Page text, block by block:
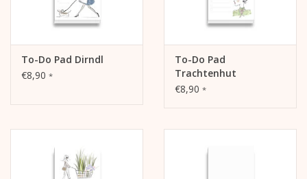
To-Do Pad Dirndl
€8,90 *
To-Do Pad
Trachtenhut
€8,90 *